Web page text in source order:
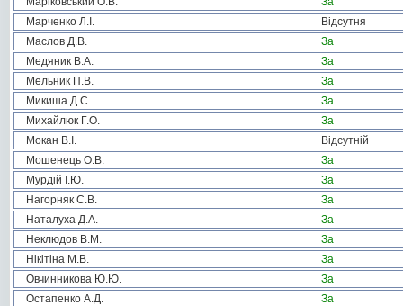
Марченко Л.І.
Відсутня
Маслов Д.В.
За
Медяник В.А.
За
Мельник П.В.
За
Микиша Д.С.
За
Михайлюк Г.О.
За
Мокан В.І.
Відсутній
Мошенець О.В.
За
Мурдій І.Ю.
За
Нагорняк С.В.
За
Наталуха Д.А.
За
Неклюдов В.М.
За
Нікітіна М.В.
За
Овчинникова Ю.Ю.
За
Остапенко А.Д.
За